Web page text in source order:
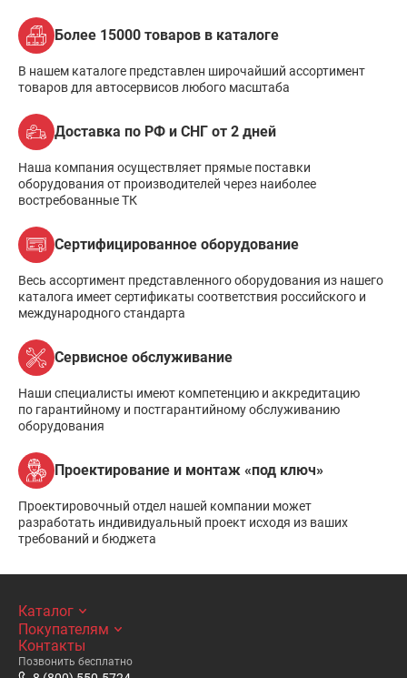
Более 15000 товаров в каталоге
В нашем каталоге представлен широчайший ассортимент
товаров для автосервисов любого масштаба
Доставка по РФ и СНГ от 2 дней
Наша компания осуществляет прямые поставки
оборудования от производителей через наиболее
востребованные ТК
Сертифицированное оборудование
Весь ассортимент представленного оборудования из нашего
каталога имеет сертификаты соответствия российского и
международного стандарта
Сервисное обслуживание
Наши специалисты имеют компетенцию и аккредитацию
по гарантийному и постгарантийному обслуживанию
оборудования
Проектирование и монтаж «под ключ»
Проектировочный отдел нашей компании может
разработать индивидуальный проект исходя из ваших
требований и бюджета
Каталог
Покупателям
Контакты
Позвонить бесплатно